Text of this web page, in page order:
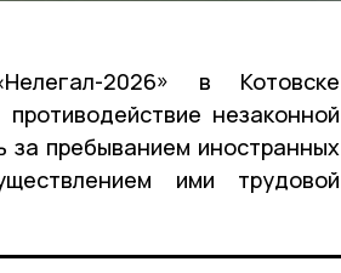
2026» в Котовске
незаконной
за пребыванием иностранных
ими трудовой